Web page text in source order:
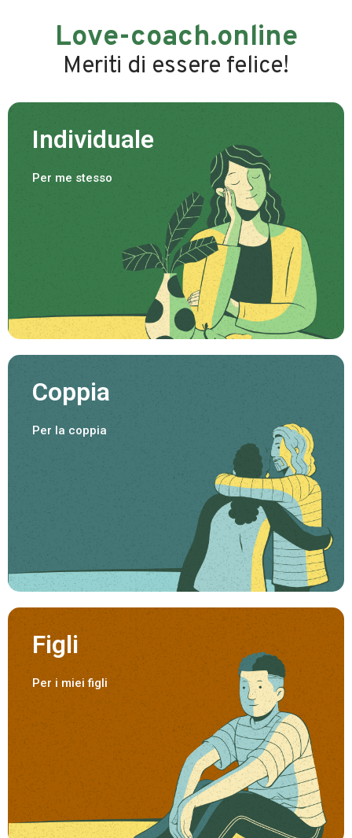
Love-coach.online
Meriti di essere felice!
Individuale
Per me stesso
Coppia
Per la coppia
Figli
Per i miei figli